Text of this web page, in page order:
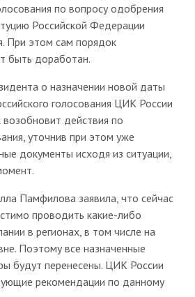
по вопросу одобрения
Российской Федерации
При этом сам порядок
быть доработан.
о назначении новой даты
голосования ЦИК России
действия по
уточнив при этом уже
документы исходя из ситуации,
Памфилова заявила, что сейчас
проводить какие-либо
в регионах, в том числе на
Поэтому все назначенные
будут перенесены. ЦИК России
рекомендации по данному